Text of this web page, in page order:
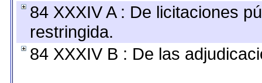
84 XXXIV A : De licitaciones
restringida.
84 XXXIV B : De las